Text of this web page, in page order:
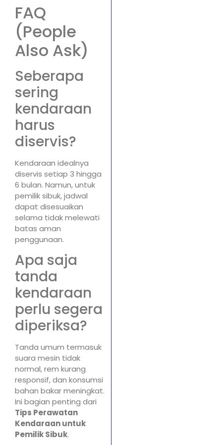
FAQ
(People
Also Ask)
Seberapa
sering
kendaraan
harus
diservis?
Kendaraan idealnya
diservis setiap 3 hingga
6 bulan. Namun, untuk
pemilik sibuk, jadwal
dapat disesuaikan
selama tidak melewati
batas aman
penggunaan.
Apa saja
tanda
kendaraan
perlu segera
diperiksa?
Tanda umum termasuk
suara mesin tidak
normal, rem kurang
responsif, dan konsumsi
bahan bakar meningkat.
Ini bagian penting dari
Tips Perawatan
Kendaraan untuk
Pemilik Sibuk.